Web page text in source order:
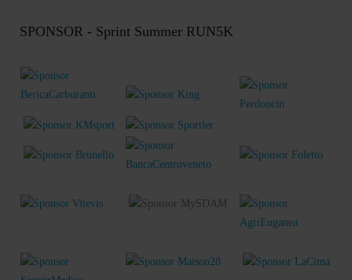
SPONSOR - Sprint Summer RUN5K